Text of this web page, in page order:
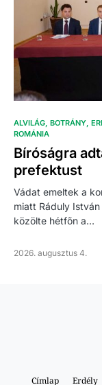
ALVILÁG BOTRÁNY
ROMÁNIA
Bíróságra
prefektust
Vádat emeltek a
miatt Ráduly
közölte hétfőn a…
2026. augusztus 4.
Címlap Erdély